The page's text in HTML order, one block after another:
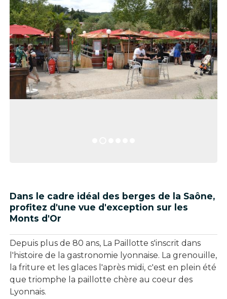
Dans le cadre idéal des berges de la Saône,
profitez d'une vue d'exception sur les
Monts d'Or
Depuis plus de 80 ans, La Paillotte s'inscrit dans
l'histoire de la gastronomie lyonnaise. La grenouille,
la friture et les glaces l'après midi, c'est en plein été
que triomphe la paillotte chère au coeur des
Lyonnais.